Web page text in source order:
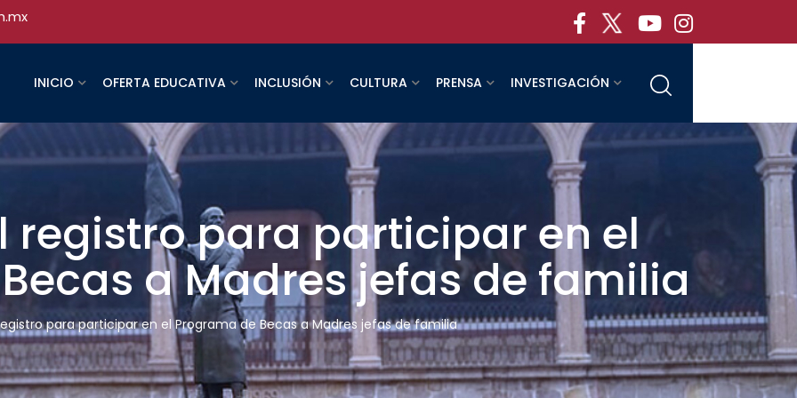
INICIO OFERTA EDUCATIVA INCLUSIÓN CULTURA PRENSA INVESTIGACIÓN
registro para participar en el
a Madres jefas de familia
para participar en el Programa de Becas a Madres jefas de familia